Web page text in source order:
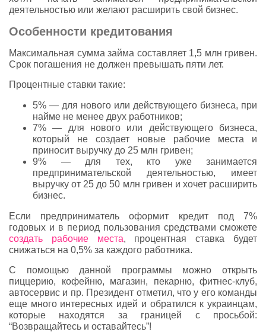
деятельностью или желают расширить свой бизнес.
Особенности кредитования
Максимальная сумма займа составляет 1,5 млн гривен.
Срок погашения не должен превышать пяти лет.
Процентные ставки такие:
5% — для нового или действующего бизнеса, при
найме не менее двух работников;
7% — для нового или действующего бизнеса,
который не создает новые рабочие места и
приносит выручку до 25 млн гривен;
9% — для тех, кто уже занимается
предпринимательской деятельностью, имеет
выручку от 25 до 50 млн гривен и хочет расширить
бизнес.
Если предприниматель оформит кредит под 7%
годовых и в период пользования средствами сможете
создать рабочие места, процентная ставка будет
снижаться на 0,5% за каждого работника.
С помощью данной программы можно открыть
пиццерию, кофейню, магазин, пекарню, фитнес-клуб,
автосервис и пр. Президент отметил, что у его команды
еще много интересных идей и обратился к украинцам,
которые находятся за границей с просьбой:
“Возвращайтесь и оставайтесь”!